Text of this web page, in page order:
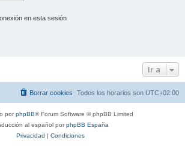
en esta sesión
Ir a
Todos los horarios son UTC+02:00
Borrar cookies
porphpBB® Forum Software © phpBB Limited
al español porphpBB España
Privacidad
Condiciones